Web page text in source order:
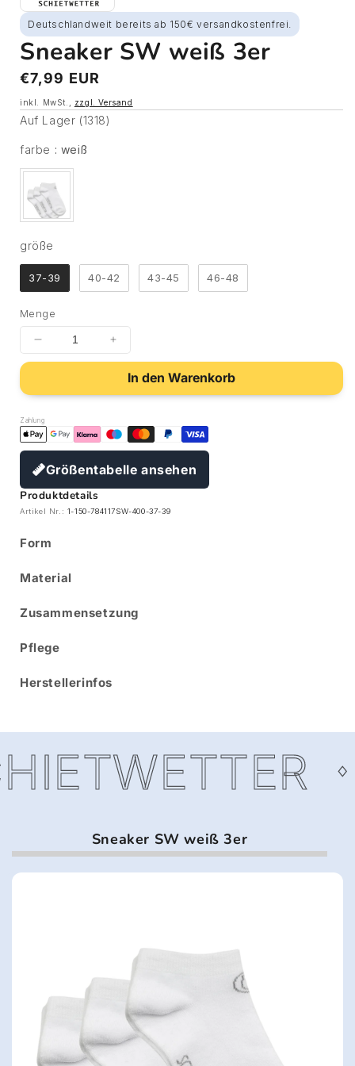
Deutschlandweit bereits ab 150€ versandkostenfrei.
Sneaker SW weiß 3er
Normaler
Preis
€7,99 EUR
inkl. MwSt., zzgl. Versand
Auf Lager (1318)
farbe : weiß
größe
größe
37-39 40-42 43-45 46-48
Menge
In den Warenkorb
Zahlung
Größentabelle ansehen
Produktdetails
Artikel Nr.: 1-150-784117SW-400-37-39
Form
Material
Zusammensetzung
Pflege
Herstellerinfos
Sneaker SW weiß 3er